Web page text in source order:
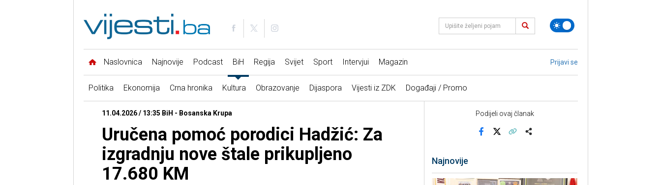
Naslovnica Najnovije Podcast BiH Regija Svijet Sport Intervjui Magazin Prijavi se
Politika Ekonomija Crna hronika Kultura Obrazovanje Dijaspora Vijesti iz ZDK Događaji / Promo
11.04.2026 / 13:35 BiH - Bosanska Krupa
Uručena pomoć porodici Hadžić: Za
izgradnju nove štale prikupljeno
17.680 KM
Podijeli ovaj članak
Najnovije